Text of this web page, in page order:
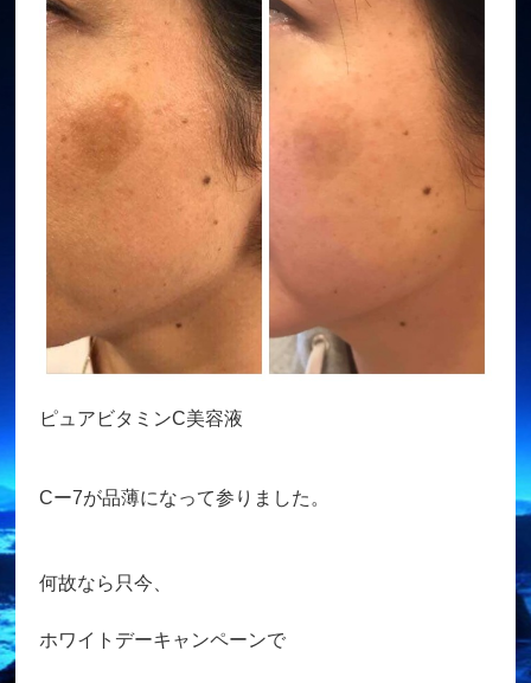
ご予約＋お問い合わせ
ピュアビタミンC美容液
Cー7が品薄になって参りました。
何故なら只今、
ホワイトデーキャンペーンで